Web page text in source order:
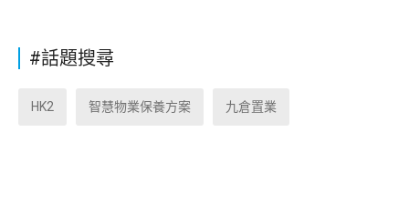
#話題搜尋
HK2 智慧物業保養方案 九倉置業